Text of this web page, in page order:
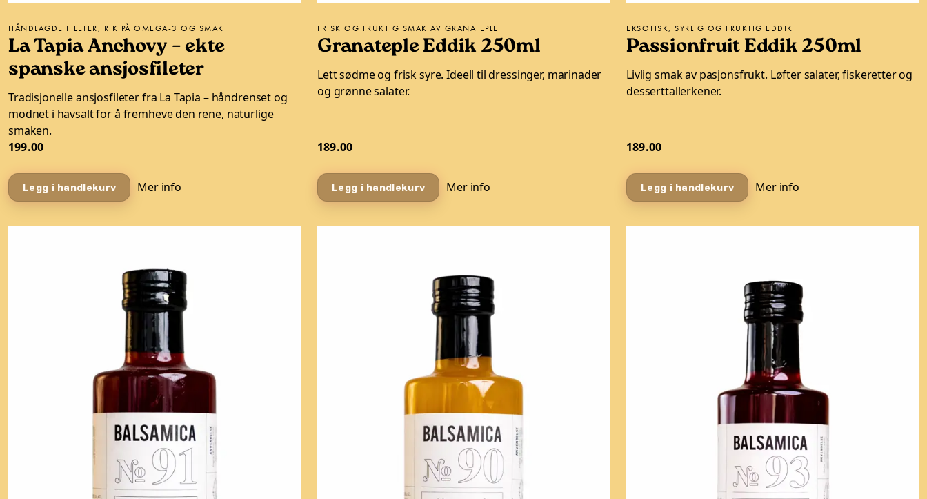
HÅNDLAGDE FILETER, RIK PÅ OMEGA-3 OG SMAK
La Tapia Anchovy – ekte
spanske ansjosfileter
Tradisjonelle ansjosfileter fra La Tapia – håndrenset og
modnet i havsalt for å fremheve den rene, naturlige
smaken.
199.00
Legg i handlekurv Mer info
FRISK OG FRUKTIG SMAK AV GRANATEPLE
Granateple Eddik 250ml
Lett sødme og frisk syre. Ideell til dressinger, marinader
og grønne salater.
189.00
Legg i handlekurv Mer info
EKSOTISK, SYRLIG OG FRUKTIG EDDIK
Passionfruit Eddik 250ml
Livlig smak av pasjonsfrukt. Løfter salater, fiskeretter og
desserttallerkener.
189.00
Legg i handlekurv Mer info